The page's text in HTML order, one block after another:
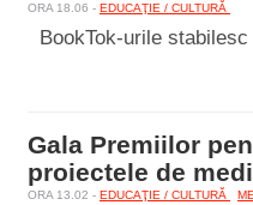
ORA 18.06 - EDUCAŢIE / CULTURĂ
BookTok-urile
Gala Premiilor
proiectele de
ORA 13.02 - EDUCAŢIE / CULTURĂ